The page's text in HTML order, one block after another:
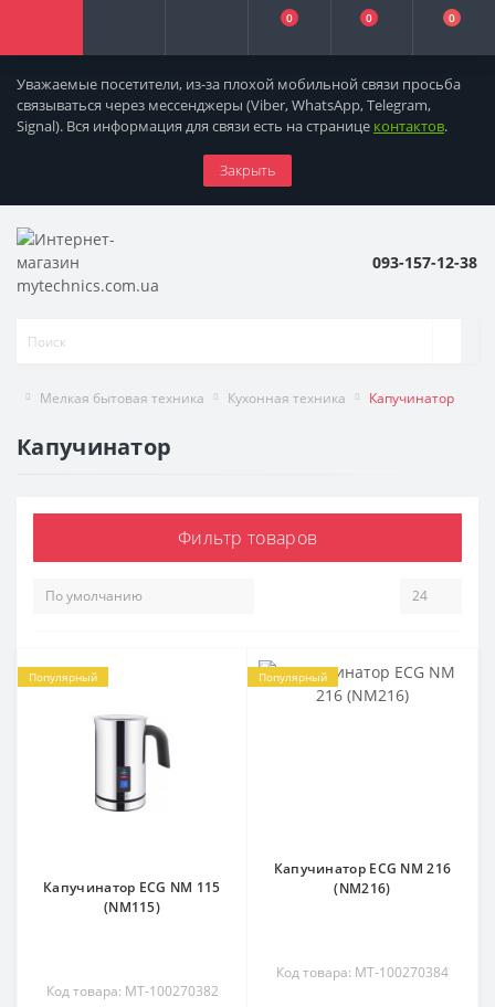
Уважаемые посетители, из-за плохой мобильной связи просьба
связываться через мессенджеры (Viber, WhatsApp, Telegram,
Signal). Вся информация для связи есть на странице контактов.
Закрыть
0 0 0
093-157-12-38
Мелкая бытовая техника Кухонная техника Капучинатор
Капучинатор
Фильтр товаров
Популярный
Капучинатор ECG NM 115
(NM115)
Код товара: MT-100270382
Популярный
Капучинатор ECG NM 216
(NM216)
Код товара: MT-100270384